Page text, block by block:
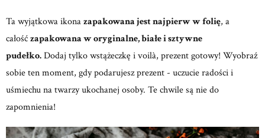
Ta wyjątkowa ikonazapakowana jest najpierw w folię, a
całośćzapakowana w oryginalne, białe i sztywne
pudełko.Dodaj tylko wstążeczkę i voilà, prezent gotowy! Wyobraź
sobie ten moment, gdy podarujesz prezent - uczucie radości i
uśmiechu na twarzy ukochanej osoby. Te chwile są nie do
zapomnienia!